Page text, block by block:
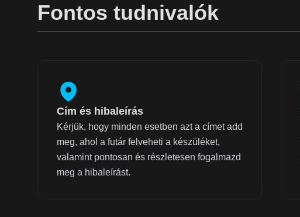
Fontos tudnivalók
Cím és hibaleírás
Kérjük, hogy minden esetben azt a címet add
meg, ahol a futár felveheti a készüléket,
valamint pontosan és részletesen fogalmazd
meg a hibaleírást.